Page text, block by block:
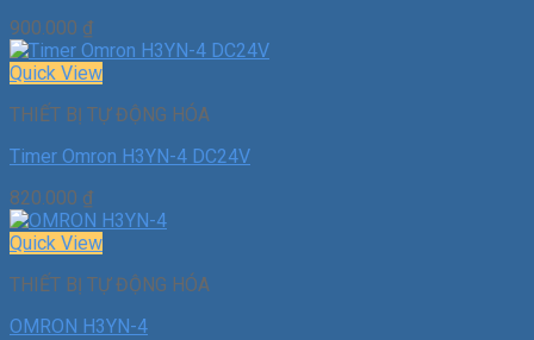
900.000 ₫
Quick View
THIẾT BỊ TỰ ĐỘNG HÓA
Timer Omron H3YN-4 DC24V
820.000 ₫
Quick View
THIẾT BỊ TỰ ĐỘNG HÓA
OMRON H3YN-4